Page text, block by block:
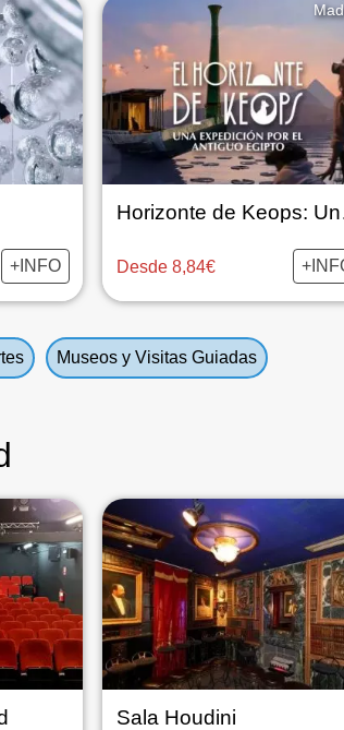
+INFO Desde 8,84€
Museos y Visitas Guiadas
Sala Houdini